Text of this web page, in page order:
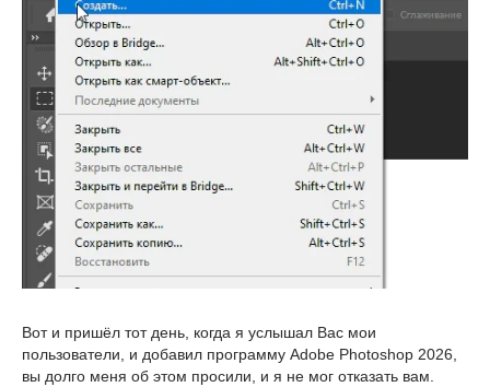
Вот и пришёл тот день, когда я услышал Вас мои
пользователи, и добавил программу Adobe Photoshop 2026,
вы долго меня об этом просили, и я не мог отказать вам.